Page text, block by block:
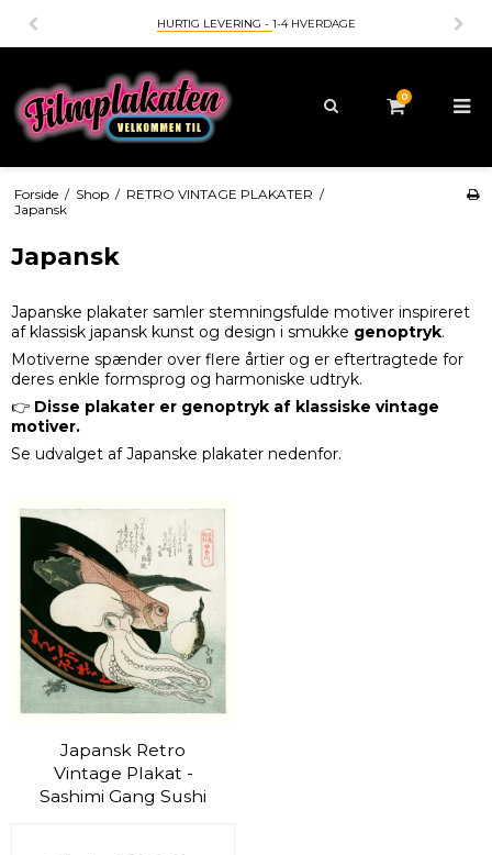
HVERDAGE BETALING MED- KORT - MOBILEPAY -
0
Forside / Shop / RETRO VINTAGE PLAKATER /
Japansk
Japansk
Japanske plakater samler stemningsfulde motiver inspireret
af klassisk japansk kunst og design i smukke genoptryk.
Motiverne spænder over flere årtier og er eftertragtede for
deres enkle formsprog og harmoniske udtryk.
👉 Disse plakater er genoptryk af klassiske vintage
motiver.
Se udvalget af Japanske plakater nedenfor.
Japansk Retro
Vintage Plakat -
Sashimi Gang Sushi